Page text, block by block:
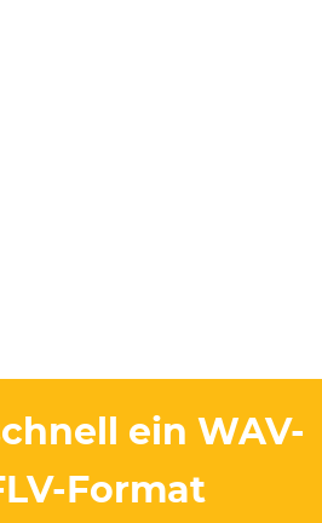
ein WAV-
Format